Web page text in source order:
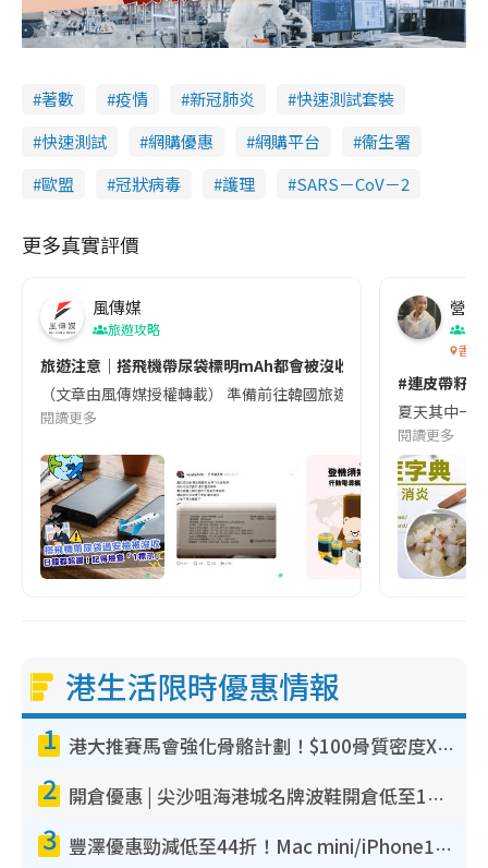
著數 疫情 新冠肺炎
快速測試套裝
快速測試
網購優惠 網購平台
衞生署
歐盟
冠狀病毒 護理 SARS－CoV－2
更多真實評價
風傳媒
旅遊攻略
旅遊注意｜搭飛機帶尿袋標明mAh都會被沒收😱出發前切記檢查
（文章由風傳媒授權轉載） 準備前往韓國旅遊的民眾，近期要
閱讀更多
營養
香港
#連皮帶籽
夏天其中一
閱讀更多
港生活限時優惠情報
1 港大推賽馬會強化骨骼計劃！$100骨質密度X光檢查 完成免費運動訓練送超市禮券！附參加資格
2 開倉優惠 | 尖沙咀海港城名牌波鞋開倉低至1折！On鞋$899起／Joy&Peace鞋履$98起
3 豐澤優惠勁減低至44折！Mac mini/iPhone17Pro大減價！廚房家電$220起